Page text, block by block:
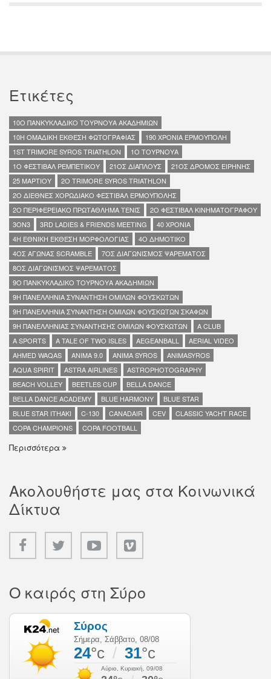
Ετικέτες
10O ΠΑΝΚΥΚΛΑΔΙΚΟ ΤΟΥΡΝΟΥΑ ΑΚΑΔΗΜΙΩΝ
10Η ΟΜΑΔΙΚΗ ΕΚΘΕΣΗ ΦΩΤΟΓΡΑΦΙΑΣ
190 ΧΡΟΝΙΑ ΕΡΜΟΥΠΟΛΗ
1ST TRIMORE SYROS TRIATHLON
1Ο ΤΟΥΡΝΟΥΑ
1Ο ΦΕΣΤΙΒΑΛ ΡΕΜΠΕΤΙΚΟΥ
21ΟΣ ΔΙΑΠΛΟΥΣ
21ΟΣ ΔΡΟΜΟΣ ΕΙΡΗΝΗΣ
25 ΜΑΡΤΙΟΥ
2Ο TRIMORE SYROS TRIATHLON
2Ο ΔΙΕΘΝΕΣ ΧΟΡΩΔΙΑΚΟ ΦΕΣΤΙΒΑΛ ΕΡΜΟΥΠΟΛΗΣ
2Ο ΠΕΡΙΦΕΡΕΙΑΚΟ ΠΡΩΤΑΘΛΗΜΑ ΤΕΝΙΣ
2Ο ΦΕΣΤΙΒΑΛ ΚΙΝΗΜΑΤΟΓΡΑΦΟΥ
3ON3
3RD LADIES & FRIENDS MEETING
40 ΧΡΟΝΙΑ
4Η ΕΘΝΙΚΗ ΕΚΘΕΣΗ ΜΟΡΦΟΛΟΓΙΑΣ
4Ο ΔΗΜΟΤΙΚΟ
4ΟΣ ΑΓΩΝΑΣ SCRAMBLE
7ΟΣ ΔΙΑΓΩΝΙΣΜΟΣ ΨΑΡΕΜΑΤΟΣ
8ΟΣ ΔΙΑΓΩΝΙΣΜΟΣ ΨΑΡΕΜΑΤΟΣ
9O ΠΑΝΚΥΚΛΑΔΙΚΟ ΤΟΥΡΝΟΥΑ ΑΚΑΔΗΜΙΩΝ
9Η ΠΑΝΕΛΛΗΝΙΑ ΣΥΝΑΝΤΗΣΗ ΟΜΙΛΩΝ ΦΟΥΣΚΩΤΩΝ
9Η ΠΑΝΕΛΛΗΝΙΑ ΣΥΝΑΝΤΗΣΗ ΟΜΙΛΩΝ ΦΟΥΣΚΩΤΩΝ ΣΚΑΦΩΝ
9Η ΠΑΝΕΛΛΗΝΙΑΣ ΣΥΝΑΝΤΗΣΗΣ ΟΜΙΛΩΝ ΦΟΥΣΚΩΤΩΝ
A CLUB
A SPORTS
A TALE OF TWO ISLES AEGEANBALL
AERIAL VIDEO
AHMED WAQAS
ANIMA 9.0 ANIMA SYROS
ANIΜΑSYROS
AQUA SPIRIT
ASTRA AIRLINES
ASTROPHOTOGRAPHY
BEACH VOLLEY
BEETLES CUP
BELLA DANCE
BELLA DANCE ACADEMY
BLUE HARMONY
BLUE STAR
BLUE STAR ITHAKI
C-130 CANADAIR CEV
CLASSIC YACHT RACE
COPA CHAMPIONS
COPA FOOTBALL
Περισσότερα
Ακολουθήστε μας στα Κοινωνικά
Δίκτυα
Ο καιρός στη Σύρο